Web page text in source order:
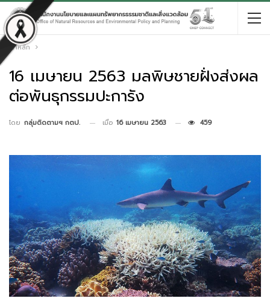
หน้าหลัก
16 เมษายน 2563 มลพิษชายฝั่งส่งผล
ต่อพันธุกรรมปะการัง
โดย กลุ่มติดตามฯ กตป. เมื่อ 16 เมษายน 2563 459